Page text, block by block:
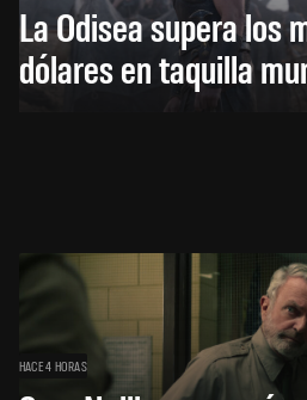
La Odisea supera los
dólares en taquilla
HACE 4 HORAS